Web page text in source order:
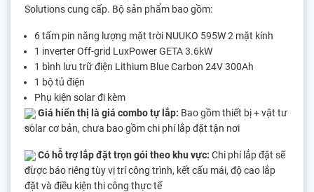
Solutions cung cấp. Bộ sản phẩm bao gồm:
6 tấm pin năng lượng mặt trời NUUKO 595W 2 mặt kính
1 inverter Off-grid LuxPower GETA 3.6kW
1 bình lưu trữ điện Lithium Blue Carbon 24V 300Ah
1 bộ tủ điện
Phụ kiện solar đi kèm
Giá hiển thị là giá combo tự lắp: Bao gồm thiết bị + vật tư
solar cơ bản, chưa bao gồm chi phí lắp đặt tận nơi
Có hỗ trợ lắp đặt trọn gói theo khu vực: Chi phí lắp đặt sẽ
được báo riêng tùy vị trí công trình, kết cấu mái, độ cao lắp
đặt và điều kiện thi công thực tế